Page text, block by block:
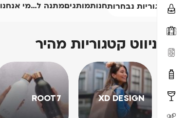
קטגוריות נבחרותחנותמותגיםמתנה ל…מי אנחנו
ניווט קטגוריות מהיר
XD DESIGN
ROOT7